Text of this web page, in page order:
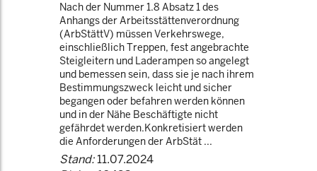
Nach der Nummer 1.8 Absatz 1 des
Anhangs der Arbeitsstättenverordnung
(ArbStättV) müssen Verkehrswege,
einschließlich Treppen, fest angebrachte
Steigleitern und Laderampen so angelegt
und bemessen sein, dass sie je nach ihrem
Bestimmungszweck leicht und sicher
begangen oder befahren werden können
und in der Nähe Beschäftigte nicht
gefährdet werden.Konkretisiert werden
die Anforderungen der ArbStät ...
Stand:11.07.2024